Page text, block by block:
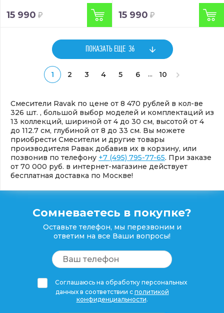
15 990 15 990
ПОКАЗАТЬ ЕЩЕ 36
1 2 3 4 5 6 ... 10
Смесители Ravak по цене от 8 470 рублей в кол-ве
326 шт. , большой выбор моделей и комплектаций из
13 коллекций, шириной от 4 до 30 см, высотой от 4
до 112.7 см, глубиной от 8 до 33 см. Вы можете
приобрести Смесители и другие товары
производителя Равак добавив их в корзину, или
позвонив по телефону +7 (495) 795-77-65. При заказе
от 70 000 руб. в интернет-магазине действует
бесплатная доставка по Москве!
Сомневаетесь в покупке?
Оставьте телефон, мы перезвоним и
ответим на все Ваши вопросы!
Соглашаюсь на обработку персональных
данных в соответствии с политикой
конфиденциальности.